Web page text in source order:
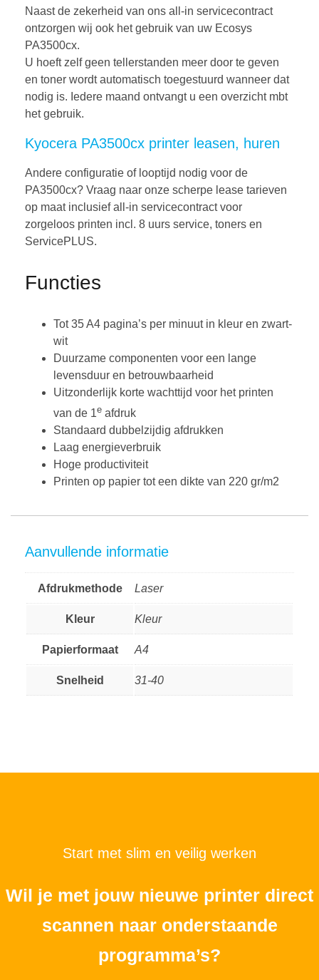
Naast de zekerheid van ons all-in servicecontract
ontzorgen wij ook het gebruik van uw Ecosys
PA3500cx.
U hoeft zelf geen tellerstanden meer door te geven
en toner wordt automatisch toegestuurd wanneer dat
nodig is. Iedere maand ontvangt u een overzicht mbt
het gebruik.
Kyocera PA3500cx printer leasen, huren
Andere configuratie of looptijd nodig voor de
PA3500cx? Vraag naar onze scherpe lease tarieven
op maat inclusief all-in servicecontract voor
zorgeloos printen incl. 8 uurs service, toners en
ServicePLUS.
Functies
Tot 35 A4 pagina’s per minuut in kleur en zwart-
wit
Duurzame componenten voor een lange
levensduur en betrouwbaarheid
Uitzonderlijk korte wachttijd voor het printen
van de 1e afdruk
Standaard dubbelzijdig afdrukken
Laag energieverbruik
Hoge productiviteit
Printen op papier tot een dikte van 220 gr/m2
Aanvullende informatie
Afdrukmethode Laser
Kleur Kleur
Papierformaat A4
Snelheid 31-40
Start met slim en veilig werken
Wil je met jouw nieuwe printer direct
scannen naar onderstaande
programma’s?